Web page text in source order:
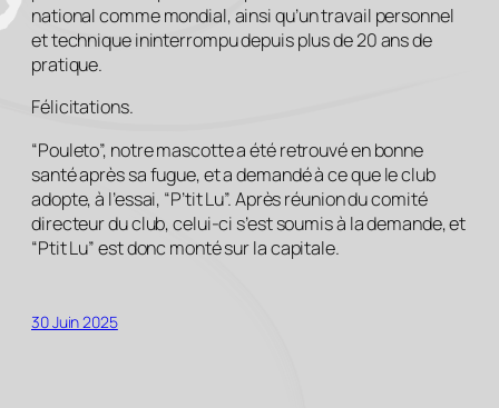
national comme mondial, ainsi qu’un travail personnel
et technique ininterrompu depuis plus de 20 ans de
pratique.
Félicitations.
“Pouleto”, notre mascotte a été retrouvé en bonne
santé après sa fugue, et a demandé à ce que le club
adopte, à l’essai, “P’tit Lu”. Après réunion du comité
directeur du club, celui-ci s’est soumis à la demande, et
“Ptit Lu” est donc monté sur la capitale.
30 Juin 2025